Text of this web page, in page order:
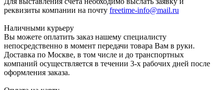
реквизиты компании на почту freetime-info@mail.ru
Наличными курьеру
Вы можете оплатить заказ нашему специалисту
непосредственно в момент передачи товара Вам в руки.
Доставка по Москве, в том числе и до транспортных
компаний осуществляется в течении 3-х рабочих дней после
оформления заказа.